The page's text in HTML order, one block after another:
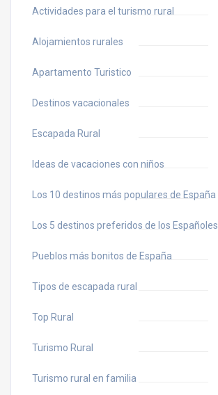
Actividades para el turismo rural
Alojamientos rurales
Apartamento Turistico
Destinos vacacionales
Escapada Rural
Ideas de vacaciones con niños
Los 10 destinos más populares de España
Los 5 destinos preferidos de los Españoles
Pueblos más bonitos de España
Tipos de escapada rural
Top Rural
Turismo Rural
Turismo rural en familia